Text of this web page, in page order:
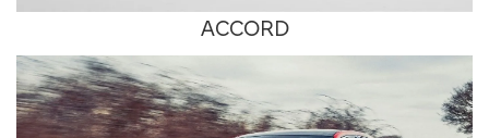
ACCORD